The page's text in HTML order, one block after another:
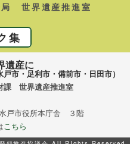
局 世界遺産推進室
集
遺産に
市・足利市・備前市・日田市）
課 世界遺産推進室
戸市役所本庁舎 ３階
こちら